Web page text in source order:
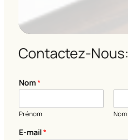
Contactez-Nous:
Nom*
Prénom Nom
E-mail*